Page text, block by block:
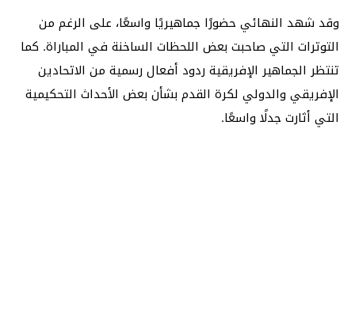
وقد شهد النهائي حضورًا جماهيريًا واسعًا، على الرغم من
التوترات التي صاحبت بعض اللحظات الساخنة في المباراة. كما
تنتظر الجماهير الإفريقية ردود أفعال رسمية من الاتحادين
الإفريقي والدولي لكرة القدم بشأن بعض الأحداث التحكيمية
التي أثارت جدلًا واسعًا.